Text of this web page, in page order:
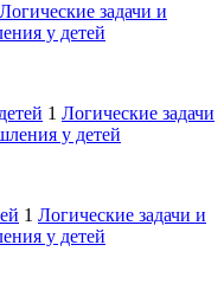
Логические задачи и
у детей
1 Логические задачи
у детей
1 Логические задачи и
у детей